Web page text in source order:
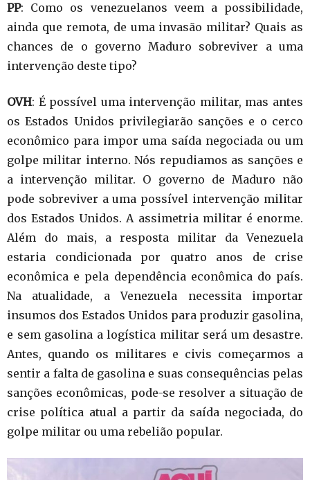
PP: Como os venezuelanos veem a possibilidade,
ainda que remota, de uma invasão militar? Quais as
chances de o governo Maduro sobreviver a uma
intervenção deste tipo?
OVH: É possível uma intervenção militar, mas antes
os Estados Unidos privilegiarão sanções e o cerco
econômico para impor uma saída negociada ou um
golpe militar interno. Nós repudiamos as sanções e
a intervenção militar. O governo de Maduro não
pode sobreviver a uma possível intervenção militar
dos Estados Unidos. A assimetria militar é enorme.
Além do mais, a resposta militar da Venezuela
estaria condicionada por quatro anos de crise
econômica e pela dependência econômica do país.
Na atualidade, a Venezuela necessita importar
insumos dos Estados Unidos para produzir gasolina,
e sem gasolina a logística militar será um desastre.
Antes, quando os militares e civis começarmos a
sentir a falta de gasolina e suas consequências pelas
sanções econômicas, pode-se resolver a situação de
crise política atual a partir da saída negociada, do
golpe militar ou uma rebelião popular.